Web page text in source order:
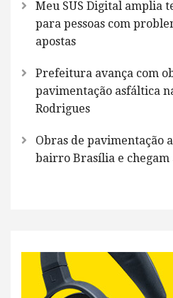
Meu SUS Digital amplia
para pessoas com
apostas
Prefeitura avança com
pavimentação asfáltica
Rodrigues
Obras de pavimentação
bairro Brasília e chegam